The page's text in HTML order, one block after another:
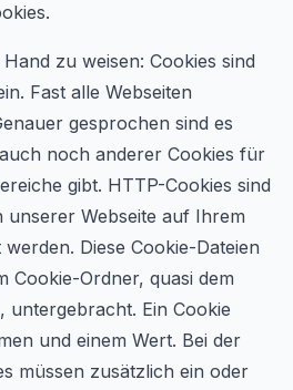
zu weisen: Cookies sind
Fast alle Webseiten
gesprochen sind es
noch anderer Cookies für
gibt. HTTP-Cookies sind
unserer Webseite auf Ihrem
Diese Cookie-Dateien
Cookie-Ordner, quasi dem
untergebracht. Ein Cookie
und einem Wert. Bei der
müssen zusätzlich ein oder